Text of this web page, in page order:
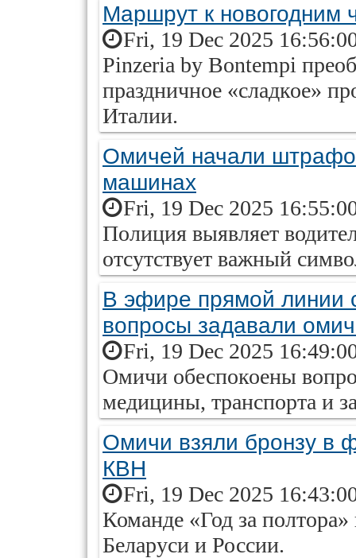
Маршрут к новогодним
Fri, 19 Dec 2025
Pinzeria by Bontempi
праздничное «сладкое»
Италии.
Омичей начали
машинах
Fri, 19 Dec 2025
Полиция выявляет
отсутствует важный
В эфире прямой линии
вопросы задавали
Fri, 19 Dec 2025
Омичи обеспокоены
медицины, транспорта и
Омичи взяли бронзу в
КВН
Fri, 19 Dec 2025
Команде «Год за
Беларуси и России.